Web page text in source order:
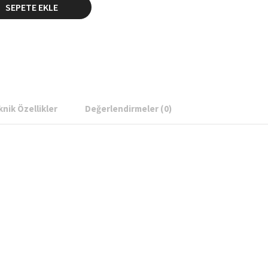
SEPETE EKLE
Özellikler Değerlendirmeler (0)